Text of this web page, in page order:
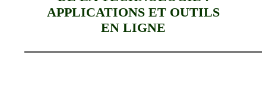
APPLICATIONS ET OUTILS
EN LIGNE